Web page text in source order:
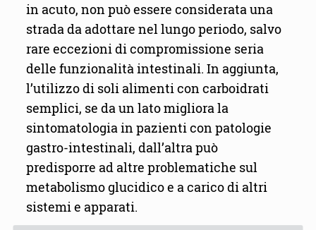
in acuto, non può essere considerata una
strada da adottare nel lungo periodo, salvo
rare eccezioni di compromissione seria
delle funzionalità intestinali. In aggiunta,
l’utilizzo di soli alimenti con carboidrati
semplici, se da un lato migliora la
sintomatologia in pazienti con patologie
gastro-intestinali, dall’altra può
predisporre ad altre problematiche sul
metabolismo glucidico e a carico di altri
sistemi e apparati.